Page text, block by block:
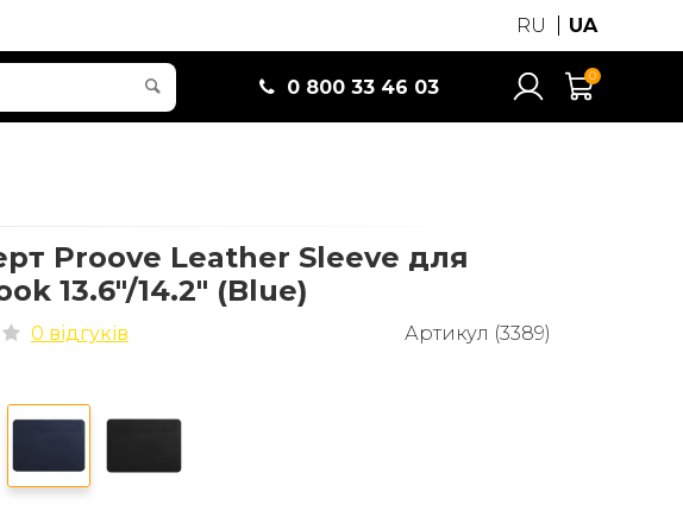
RU UA
0 800 33 46 03
0
Proove Leather Sleeve для
13.6"/14.2" (Blue)
0 відгуків Артикул (3389)